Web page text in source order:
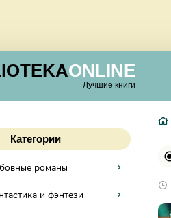
ONLINE
Лучшие книги
Категории
романы
и фэнтези